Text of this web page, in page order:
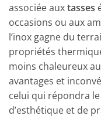
associée auxtasses
occasions ou aux
l’inox gagne du
propriétés
moins chaleureux
avantages et
celui qui répondra
d’esthétique et de